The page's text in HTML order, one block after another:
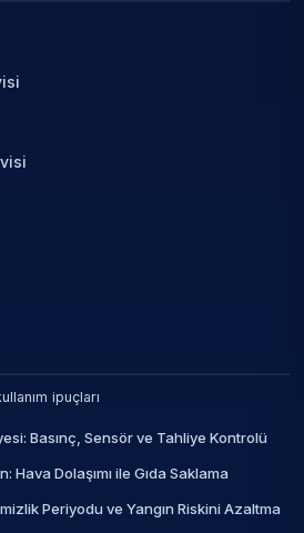
ipuçları
Basınç, Sensör ve Tahliye Kontrolü
Hava Dolaşımı ile Gıda Saklama
Periyodu ve Yangın Riskini Azaltma